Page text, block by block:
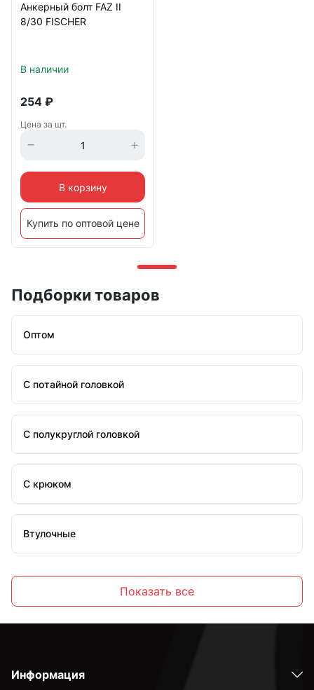
Анкерный болт FAZ II
8/30 FISCHER
В наличии
254 ₽
Цена за шт.
В корзину
Купить по оптовой цене
Подборки товаров
Оптом
С потайной головкой
С полукруглой головкой
С крюком
Втулочные
Оцинкованные
Показать все
Информация